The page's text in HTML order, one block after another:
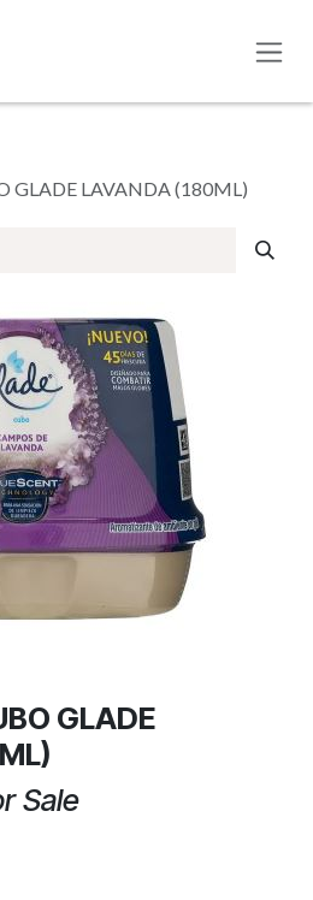
GLADE LAVANDA (180ML)
GLADE
Sale